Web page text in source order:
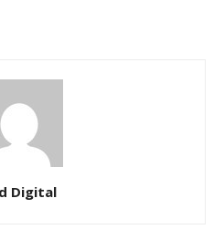
Digital